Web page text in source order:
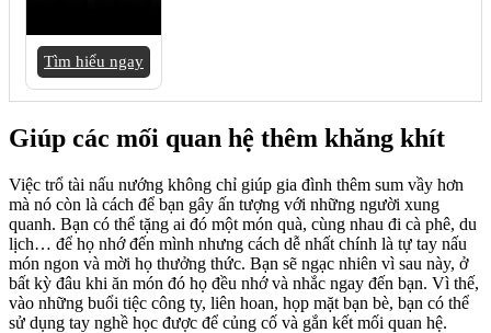
Tìm hiểu ngay
Giúp các mối quan hệ thêm khăng khít
Việc trổ tài nấu nướng không chỉ giúp gia đình thêm sum vầy hơn
mà nó còn là cách để bạn gây ấn tượng với những người xung
quanh. Bạn có thể tặng ai đó một món quà, cùng nhau đi cà phê, du
lịch… để họ nhớ đến mình nhưng cách dễ nhất chính là tự tay nấu
món ngon và mời họ thưởng thức. Bạn sẽ ngạc nhiên vì sau này, ở
bất kỳ đâu khi ăn món đó họ đều nhớ và nhắc ngay đến bạn. Vì thế,
vào những buổi tiệc công ty, liên hoan, họp mặt bạn bè, bạn có thể
sử dụng tay nghề học được để củng cố và gắn kết mối quan hệ.